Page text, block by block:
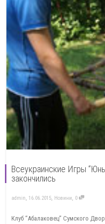
Всеукраинские Игры
закончились
admin, 16.06.2015, Новини, 0
Клуб “Абалаковец” Сумского